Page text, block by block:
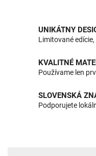
UNIKÁTNY
Limitované
KVALITNÉ
Používame len
SLOVENSKÁ
Podporujete